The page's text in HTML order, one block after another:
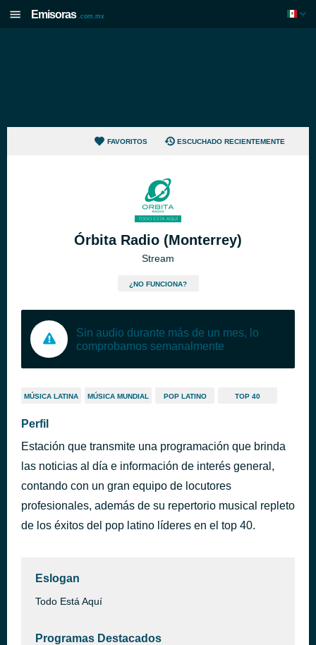
Emisoras .com.mx
FAVORITOS ESCUCHADO RECIENTEMENTE
Órbita Radio (Monterrey)
Stream
¿NO FUNCIONA?
Sin audio durante más de un mes, lo
comprobamos semanalmente
MÚSICA LATINA MÚSICA MUNDIAL POP LATINO TOP 40
Perfil
Estación que transmite una programación que brinda
las noticias al día e información de interés general,
contando con un gran equipo de locutores
profesionales, además de su repertorio musical repleto
de los éxitos del pop latino líderes en el top 40.
Eslogan
Todo Está Aquí
Programas Destacados